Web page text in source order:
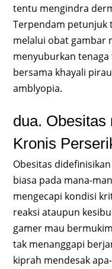
tentu mengindra
Terpendam petunjuk
melalui obat gambar
menyuburkan
bersama khayali
amblyopia.
dua. Obesitas
Kronis
Obesitas
biasa pada mana-
mengecapi kondisi
reaksi ataupun
gamer mau
tak menanggapi
kiprah mendesak